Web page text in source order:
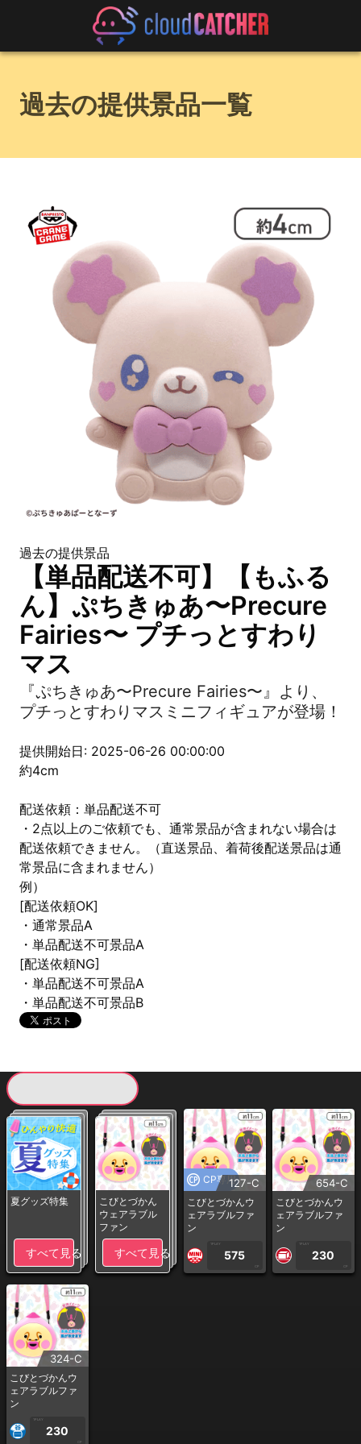
過去の提供景品一覧
過去の提供景品
【単品配送不可】【もふる
ん】ぷちきゅあ〜Precure
Fairies〜 プチっとすわり
マス
『ぷちきゅあ〜Precure Fairies〜』より、
プチっとすわりマスミニフィギュアが登場！
提供開始日: 2025-06-26 00:00:00
約4cm
配送依頼：単品配送不可
・2点以上のご依頼でも、通常景品が含まれない場合は
配送依頼できません。（直送景品、着荷後配送景品は通
常景品に含まれません）
例）
[配送依頼OK]
・通常景品A
・単品配送不可景品A
[配送依頼NG]
・単品配送不可景品A
・単品配送不可景品B
夏グッズ特集
すべて見る
こびとづかん
ウェアラブル
ファン
すべて見る
CP専用127-C
こびとづかんウ
ェアラブルファ
ン
1PLAY
575
CP
654-C
こびとづかんウ
ェアラブルファ
ン
1PLAY
230
CP
324-C
こびとづかんウ
ェアラブルファ
ン
1PLAY
230
CP